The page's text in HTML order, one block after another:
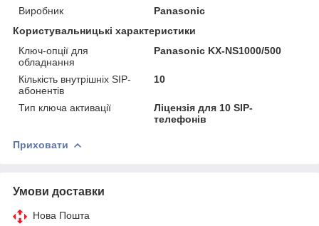
Виробник
Panasonic
Користувальницькі характеристики
Ключ-опції для
обладнання
Panasonic KX-NS1000/500
Кількість внутрішніх SIP-
абонентів
10
Тип ключа активації
Ліцензія для 10 SIP-
телефонів
Приховати
Умови доставки
Нова Пошта